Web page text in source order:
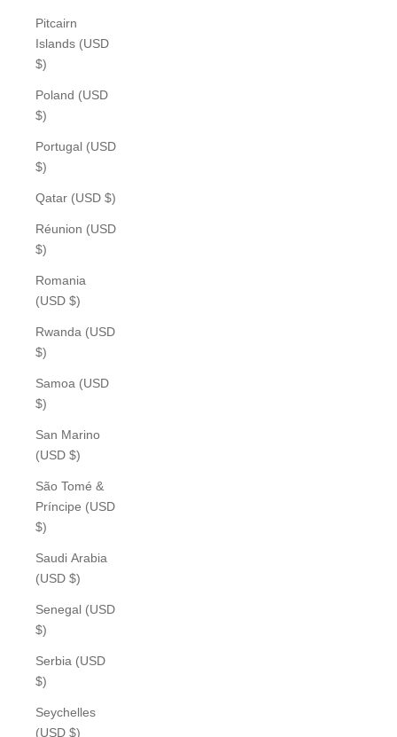
Pitcairn
Islands (USD
$)
Poland (USD
$)
Portugal (USD
$)
Qatar (USD $)
Réunion (USD
$)
Romania
(USD $)
Rwanda (USD
$)
Samoa (USD
$)
San Marino
(USD $)
São Tomé &
Príncipe (USD
$)
Saudi Arabia
(USD $)
Senegal (USD
$)
Serbia (USD
$)
Seychelles
(USD $)